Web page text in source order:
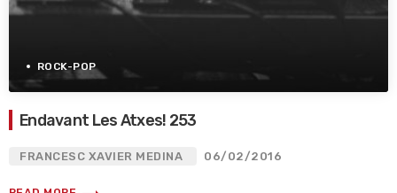
ROCK-POP
Endavant Les Atxes! 253
FRANCESC XAVIER MEDINA 06/02/2016